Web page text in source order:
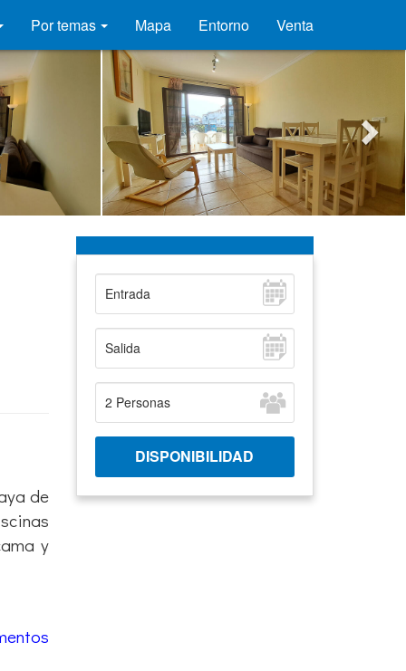
Por temas Mapa Entorno Venta
de
y